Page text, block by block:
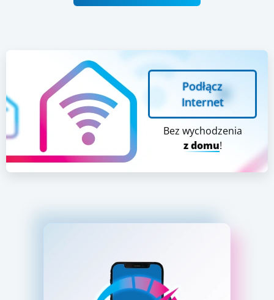
Podłącz
Internet
Bez wychodzenia
z domu!